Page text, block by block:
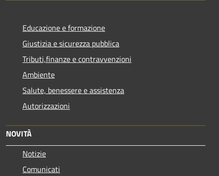
Educazione e formazione
Giustizia e sicurezza pubblica
Tributi,finanze e contravvenzioni
Ambiente
Salute, benessere e assistenza
Autorizzazioni
NOVITÀ
Notizie
Comunicati